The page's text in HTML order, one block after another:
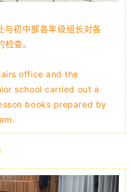
与初中部各年级组长对各
查。
office and the
school carried out a
books prepared by